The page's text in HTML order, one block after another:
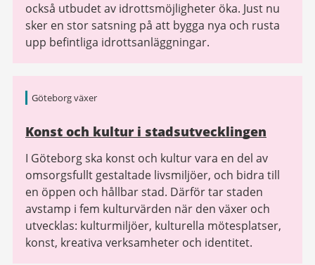
också utbudet av idrottsmöjligheter öka. Just nu
sker en stor satsning på att bygga nya och rusta
upp befintliga idrottsanläggningar.
Göteborg växer
Konst och kultur i stadsutvecklingen
I Göteborg ska konst och kultur vara en del av
omsorgsfullt gestaltade livsmiljöer, och bidra till
en öppen och hållbar stad. Därför tar staden
avstamp i fem kulturvärden när den växer och
utvecklas: kulturmiljöer, kulturella mötesplatser,
konst, kreativa verksamheter och identitet.